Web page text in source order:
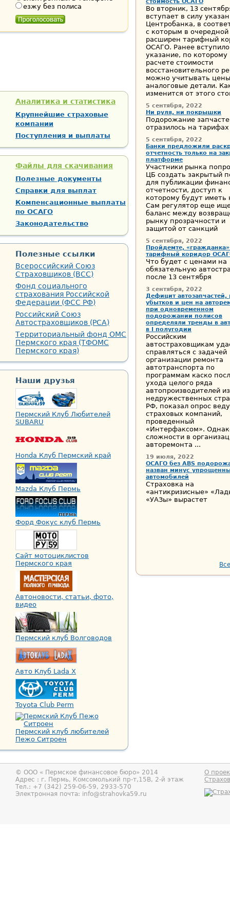
Во вторник, 13
вступает в силу
Центробанка, в
с которым в очередной
расширен тарифный
ОСАГО. Ранее вступило
указание, по которому
расчете стоимости
восстановительного
можно учитывать
аналоговые детали.
изменится от этого
5 сентября, 2022
Ни руля, ни покрышки
Подорожание
отразилось на
5 сентября, 2022
Банки предложили
отчетность только на
платформе
Участники рынка
ЦБ создать закрытый
для публикации
отчетности, доступ к
которому будут иметь
Сам регулятор еще
баланс между
рынку прозрачности и
защитой от санкций
5 сентября, 2022
Пройдемте,
тарифный коридор
Что будет с ценами на
обязательную
после 13 сентября
3 сентября, 2022
Дефицит автозапчастей,
убытков и цен на
при одновременном
подорожании полисов
определяли тренды в
в I полугодии
Российским
автостраховщикам
справляться с задачей
организации ремонта
автотранспорта по
программам каско
ухода целого ряда
автопроизводителей из
недружественных
РФ, показал опрос
страховых компаний,
проведенный
«Интерфаксом».
сложности в
авторемонта ...
19 июля, 2022
ОСАГО без ABS
назван минус
автомобилей
Страховка на
«антикризисные»
«УАЗы» вырастет
езжу без полиса
Аналитика и статистика
Крупнейшие страховые
компании
Поступления и выплаты
Файлы для скачивания
Полезные документы
Справки для выплат
Компенсационные выплаты
по ОСАГО
Законодательство
Полезные ссылки
Всероссийский Союз
Страховщиков (ВСС)
Фонд социального
страхования Российской
Федерации (ФСС РФ)
Российский Союз
Автостраховщиков (РСА)
Территориальный фонд ОМС
Пермского края (ТФОМС
Пермского края)
Наши друзья
Пермский Клуб Любителей
SUBARU
Honda Клуб Пермский край
Mazda Клуб Пермь
Форд Фокус клуб Пермь
Сайт мотоциклистов
Пермского края
Автоновости, статьи, фото,
видео
Пермский клуб Волговодов
Авто Клуб Lada X
Toyota Club Perm
Пермский клуб любителей
Пежо Ситроен
© ООО « Пермское финансовое бюро» 2014
Адрес : г. Пермь, Комсомолький пр-т,15В, 2-й этаж
Тел.: +7 (342) 259-06-59, 2933-570
Электронная почта: info@strahovka59.ru
О